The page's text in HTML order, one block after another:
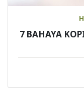
7 BAHAYA